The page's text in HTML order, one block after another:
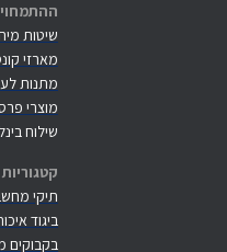
שיטות
מארזי
מתנות
מוצרי
שילוח
תיקי
ביגוד
בקבוקים